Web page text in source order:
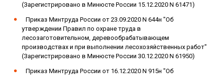
(Зарегистрировано в Минюсте России 15.12.2020 N 61471)
Приказ Минтруда России от 23.09.2020 N 644н "Об
утверждении Правил по охране труда в
лесозаготовительном, деревообрабатывающем
производствах и при выполнении лесохозяйственных работ"
(Зарегистрировано в Минюсте России 30.12.2020 N 61950)
Приказ Минтруда России от 16.12.2020 N 915н "Об